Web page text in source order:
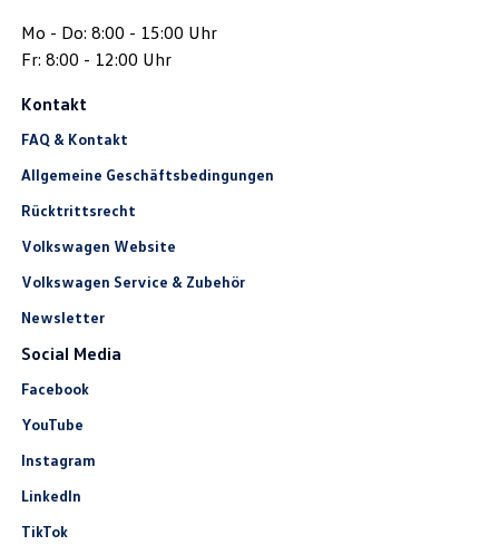
Mo - Do: 8:00 - 15:00 Uhr
Fr: 8:00 - 12:00 Uhr
Kontakt
FAQ & Kontakt
Allgemeine Geschäftsbedingungen
Rücktrittsrecht
Volkswagen Website
Volkswagen Service & Zubehör
Newsletter
Social Media
Facebook
YouTube
Instagram
LinkedIn
TikTok